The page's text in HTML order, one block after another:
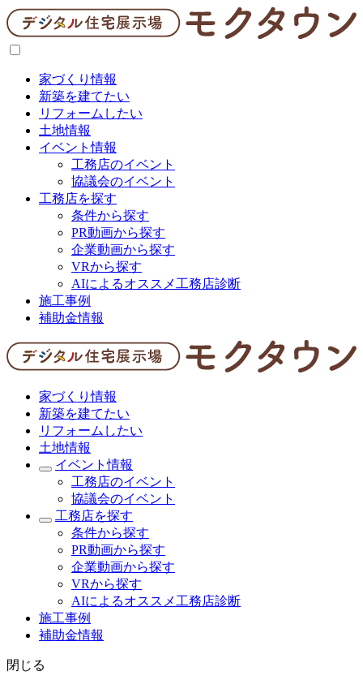
家づくり情報
新築を建てたい
リフォームしたい
土地情報
イベント情報
工務店のイベント
協議会のイベント
工務店を探す
条件から探す
PR動画から探す
企業動画から探す
VRから探す
AIによるオススメ工務店診断
施工事例
補助金情報
家づくり情報
新築を建てたい
リフォームしたい
土地情報
イベント情報
工務店のイベント
協議会のイベント
工務店を探す
条件から探す
PR動画から探す
企業動画から探す
VRから探す
AIによるオススメ工務店診断
施工事例
補助金情報
閉じる